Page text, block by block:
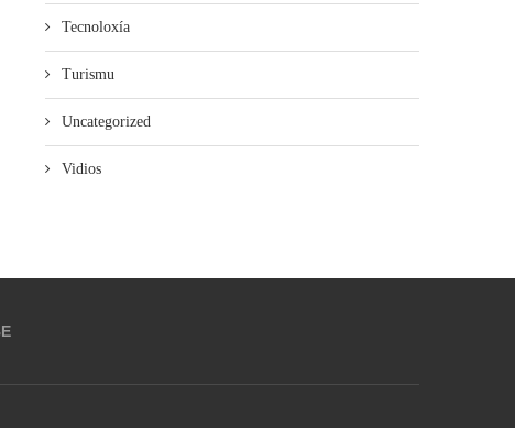
Tecnoloxía
Turismu
Uncategorized
Vidios